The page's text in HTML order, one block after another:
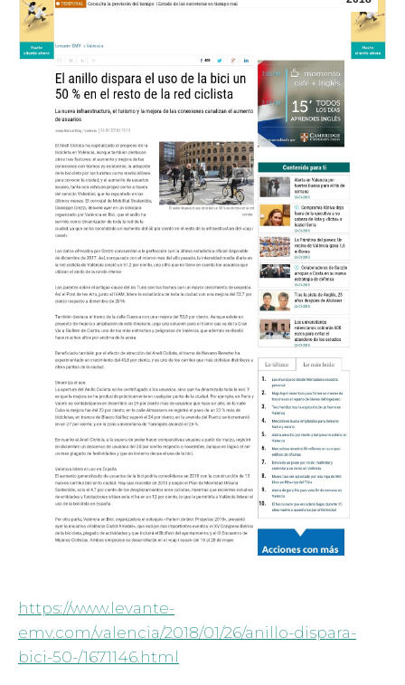
https://www.levante-
emv.com/valencia/2018/01/26/anillo-dispara-
bici-50-/1671146.html